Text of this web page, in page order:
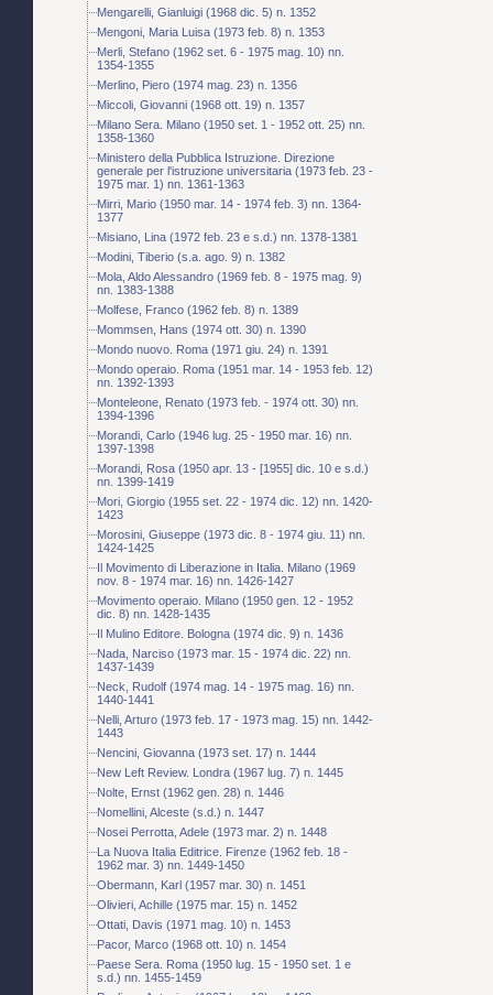
Mengarelli, Gianluigi (1968 dic. 5) n. 1352
Mengoni, Maria Luisa (1973 feb. 8) n. 1353
Merli, Stefano (1962 set. 6 - 1975 mag. 10) nn.
1354-1355
Merlino, Piero (1974 mag. 23) n. 1356
Miccoli, Giovanni (1968 ott. 19) n. 1357
Milano Sera. Milano (1950 set. 1 - 1952 ott. 25) nn.
1358-1360
Ministero della Pubblica Istruzione. Direzione
generale per l'istruzione universitaria (1973 feb. 23 -
1975 mar. 1) nn. 1361-1363
Mirri, Mario (1950 mar. 14 - 1974 feb. 3) nn. 1364-
1377
Misiano, Lina (1972 feb. 23 e s.d.) nn. 1378-1381
Modini, Tiberio (s.a. ago. 9) n. 1382
Mola, Aldo Alessandro (1969 feb. 8 - 1975 mag. 9)
nn. 1383-1388
Molfese, Franco (1962 feb. 8) n. 1389
Mommsen, Hans (1974 ott. 30) n. 1390
Mondo nuovo. Roma (1971 giu. 24) n. 1391
Mondo operaio. Roma (1951 mar. 14 - 1953 feb. 12)
nn. 1392-1393
Monteleone, Renato (1973 feb. - 1974 ott. 30) nn.
1394-1396
Morandi, Carlo (1946 lug. 25 - 1950 mar. 16) nn.
1397-1398
Morandi, Rosa (1950 apr. 13 - [1955] dic. 10 e s.d.)
nn. 1399-1419
Mori, Giorgio (1955 set. 22 - 1974 dic. 12) nn. 1420-
1423
Morosini, Giuseppe (1973 dic. 8 - 1974 giu. 11) nn.
1424-1425
Il Movimento di Liberazione in Italia. Milano (1969
nov. 8 - 1974 mar. 16) nn. 1426-1427
Movimento operaio. Milano (1950 gen. 12 - 1952
dic. 8) nn. 1428-1435
Il Mulino Editore. Bologna (1974 dic. 9) n. 1436
Nada, Narciso (1973 mar. 15 - 1974 dic. 22) nn.
1437-1439
Neck, Rudolf (1974 mag. 14 - 1975 mag. 16) nn.
1440-1441
Nelli, Arturo (1973 feb. 17 - 1973 mag. 15) nn. 1442-
1443
Nencini, Giovanna (1973 set. 17) n. 1444
New Left Review. Londra (1967 lug. 7) n. 1445
Nolte, Ernst (1962 gen. 28) n. 1446
Nomellini, Alceste (s.d.) n. 1447
Nosei Perrotta, Adele (1973 mar. 2) n. 1448
La Nuova Italia Editrice. Firenze (1962 feb. 18 -
1962 mar. 3) nn. 1449-1450
Obermann, Karl (1957 mar. 30) n. 1451
Olivieri, Achille (1975 mar. 15) n. 1452
Ottati, Davis (1971 mag. 10) n. 1453
Pacor, Marco (1968 ott. 10) n. 1454
Paese Sera. Roma (1950 lug. 15 - 1950 set. 1 e
s.d.) nn. 1455-1459